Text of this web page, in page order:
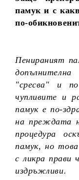
памук и с
по-
Пенираният
"сресва" и
чупливите и
памук е по-
на преждата
процедура
памук, но
с ликра прави
издръжливи.